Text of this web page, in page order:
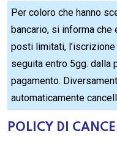
Per coloro che hanno
bancario, si informa
posti limitati,
seguita entro 5gg. dalla
pagamento.
automaticamente
POLICY DI